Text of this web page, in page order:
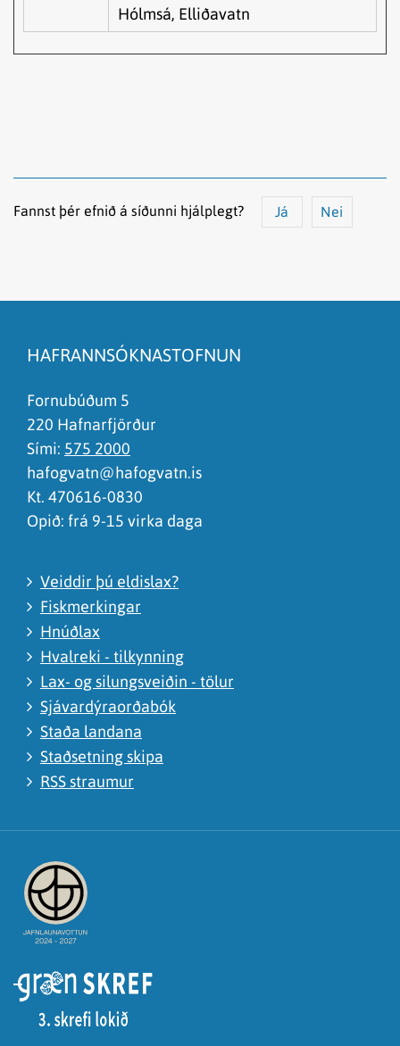
Hólmsá, Elliðavatn
Fannst þér efnið á síðunni hjálplegt? Já Nei
Það er of mikið efni á síðunni
Ég skil ekki efnið, finnst það of flókið
HAFRANNSÓKNASTOFNUN
Fornubúðum 5
220 Hafnarfjörður
Sími: 575 2000
hafogvatn@hafogvatn.is
Kt. 470616-0830
Opið: frá 9-15 virka daga
Veiddir þú eldislax?
Fiskmerkingar
Hnúðlax
Hvalreki - tilkynning
Lax- og silungsveiðin - tölur
Sjávardýraorðabók
Staða landana
Staðsetning skipa
RSS straumur